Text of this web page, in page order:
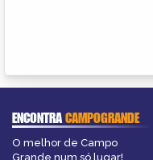
ENCONTRACAMPOGRANDE
O melhor de Campo
Grande num só lugar!